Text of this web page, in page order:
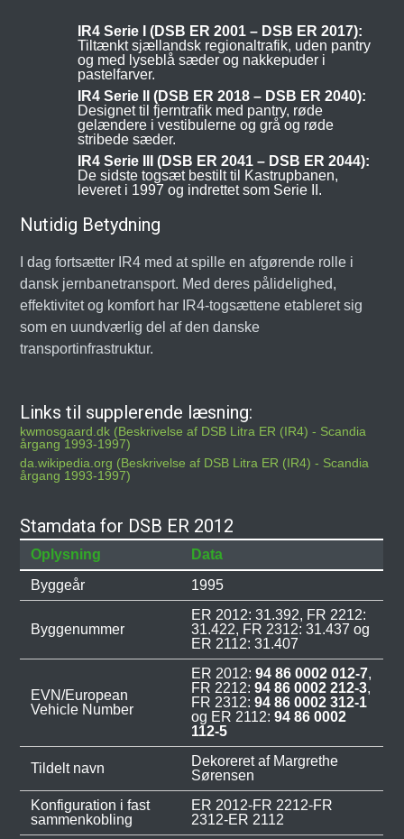
IR4 Serie I (DSB ER 2001 – DSB ER 2017):
Tiltænkt sjællandsk regionaltrafik, uden pantry
og med lyseblå sæder og nakkepuder i
pastelfarver.
IR4 Serie II (DSB ER 2018 – DSB ER 2040):
Designet til fjerntrafik med pantry, røde
gelændere i vestibulerne og grå og røde
stribede sæder.
IR4 Serie III (DSB ER 2041 – DSB ER 2044):
De sidste togsæt bestilt til Kastrupbanen,
leveret i 1997 og indrettet som Serie II.
Nutidig Betydning
I dag fortsætter IR4 med at spille en afgørende rolle i
dansk jernbanetransport. Med deres pålidelighed,
effektivitet og komfort har IR4-togsættene etableret sig
som en uundværlig del af den danske
transportinfrastruktur.
Links til supplerende læsning:
kwmosgaard.dk (Beskrivelse af DSB Litra ER (IR4) - Scandia
årgang 1993-1997)
da.wikipedia.org (Beskrivelse af DSB Litra ER (IR4) - Scandia
årgang 1993-1997)
Stamdata for DSB ER 2012
Oplysning
Data
Byggeår
1995
Byggenummer
ER 2012: 31.392, FR 2212:
31.422, FR 2312: 31.437 og
ER 2112: 31.407
EVN/European
Vehicle Number
ER 2012:94 86 0002 012-7,
FR 2212:94 86 0002 212-3,
FR 2312:94 86 0002 312-1
og ER 2112:94 86 0002
112-5
Tildelt navn
Dekoreret af Margrethe
Sørensen
Konfiguration i fast
sammenkobling
ER 2012-FR 2212-FR
2312-ER 2112